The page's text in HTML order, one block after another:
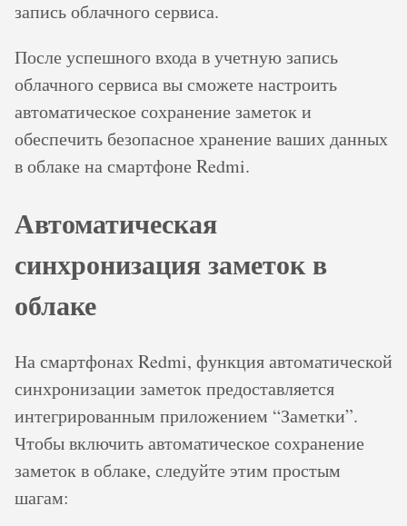
запись облачного сервиса.
После успешного входа в учетную запись
облачного сервиса вы сможете настроить
автоматическое сохранение заметок и
обеспечить безопасное хранение ваших данных
в облаке на смартфоне Redmi.
Автоматическая
синхронизация заметок в
облаке
На смартфонах Redmi, функция автоматической
синхронизации заметок предоставляется
интегрированным приложением “Заметки”.
Чтобы включить автоматическое сохранение
заметок в облаке, следуйте этим простым
шагам: